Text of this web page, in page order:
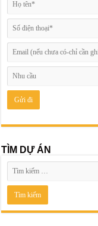
TÌM DỰ ÁN